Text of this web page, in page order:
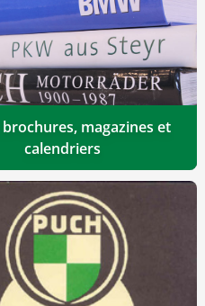
magazines et
calendriers